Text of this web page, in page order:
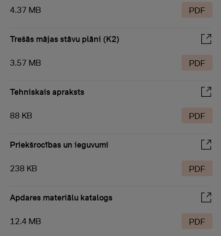
4.37 MB PDF
Trešās mājas stāvu plāni (K2)
3.57 MB PDF
Tehniskais apraksts
88 KB PDF
Priekšrocības un ieguvumi
238 KB PDF
Apdares materiālu katalogs
12.4 MB PDF